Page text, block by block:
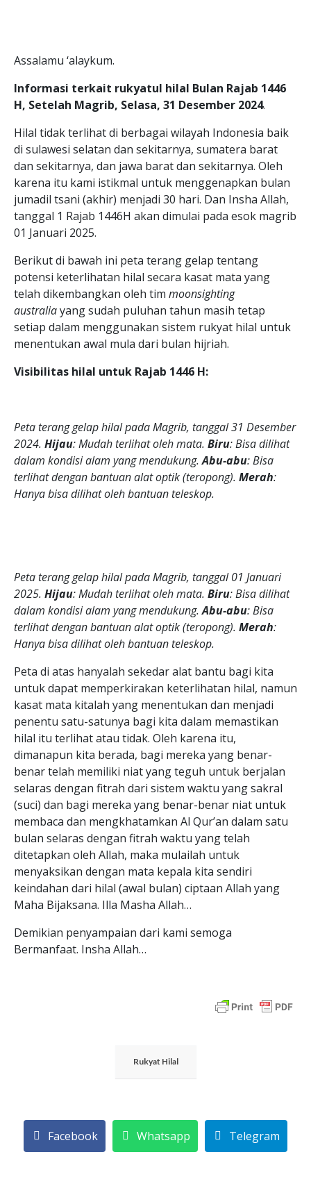
Assalamu ‘alaykum.
Informasi terkait rukyatul hilal Bulan Rajab 1446
H, Setelah Magrib, Selasa, 31 Desember 2024.
Hilal tidak terlihat di berbagai wilayah Indonesia baik
di sulawesi selatan dan sekitarnya, sumatera barat
dan sekitarnya, dan jawa barat dan sekitarnya. Oleh
karena itu kami istikmal untuk menggenapkan bulan
jumadil tsani (akhir) menjadi 30 hari. Dan Insha Allah,
tanggal 1 Rajab 1446H akan dimulai pada esok magrib
01 Januari 2025.
Berikut di bawah ini peta terang gelap tentang
potensi keterlihatan hilal secara kasat mata yang
telah dikembangkan oleh tim moonsighting
australiayang sudah puluhan tahun masih tetap
setiap dalam menggunakan sistem rukyat hilal untuk
menentukan awal mula dari bulan hijriah.
Visibilitas hilal untuk Rajab 1446 H:
Peta terang gelap hilal pada Magrib, tanggal 31 Desember
2024. Hijau: Mudah terlihat oleh mata. Biru: Bisa dilihat
dalam kondisi alam yang mendukung.Abu-abu: Bisa
terlihat dengan bantuan alat optik (teropong). Merah:
Hanya bisa dilihat oleh bantuan teleskop.
Peta terang gelap hilal pada Magrib, tanggal 01 Januari
2025. Hijau: Mudah terlihat oleh mata. Biru: Bisa dilihat
dalam kondisi alam yang mendukung.Abu-abu: Bisa
terlihat dengan bantuan alat optik (teropong). Merah:
Hanya bisa dilihat oleh bantuan teleskop.
Peta di atas hanyalah sekedar alat bantu bagi kita
untuk dapat memperkirakan keterlihatan hilal, namun
kasat mata kitalah yang menentukan dan menjadi
penentu satu-satunya bagi kita dalam memastikan
hilal itu terlihat atau tidak. Oleh karena itu,
dimanapun kita berada, bagi mereka yang benar-
benar telah memiliki niat yang teguh untuk berjalan
selaras dengan fitrah dari sistem waktu yang sakral
(suci) dan bagi mereka yang benar-benar niat untuk
membaca dan mengkhatamkan Al Qur’an dalam satu
bulan selaras dengan fitrah waktu yang telah
ditetapkan oleh Allah, maka mulailah untuk
menyaksikan dengan mata kepala kita sendiri
keindahan dari hilal (awal bulan) ciptaan Allah yang
Maha Bijaksana. Illa Masha Allah…
Demikian penyampaian dari kami semoga
Bermanfaat. Insha Allah…
Rukyat Hilal
Facebook Whatsapp Telegram